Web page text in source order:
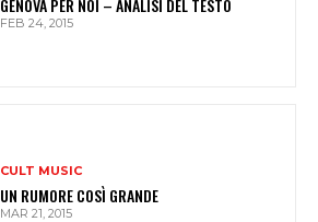
FEB 24, 2015
CULT MUSIC
UN RUMORE COSÌ GRANDE
MAR 21, 2015